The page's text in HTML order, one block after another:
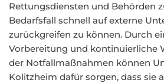
Rettungsdiensten und Behörden
Bedarfsfall schnell auf externe
zurückgreifen zu können. Durch
Vorbereitung und kontinuierliche
der Notfallmaßnahmen können
Kolitzheim dafür sorgen, dass sie